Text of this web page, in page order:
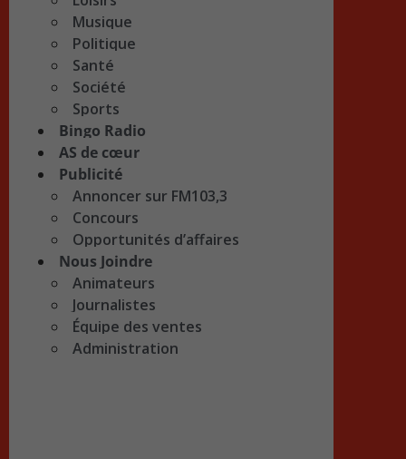
Musique
Politique
Santé
Société
Sports
Bingo Radio
AS de cœur
Publicité
Annoncer sur FM103,3
Concours
Opportunités d’affaires
Nous Joindre
Animateurs
Journalistes
Équipe des ventes
Administration